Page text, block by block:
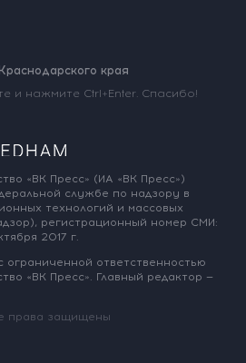
края
и нажмите Ctrl+Enter. Спасибо!
«ВК Пресс» (ИА «ВК Пресс»)
службе по надзору в
технологий и массовых
регистрационный номер СМИ:
2017 г.
ограниченной ответственностью
«ВК Пресс». Главный редактор —
права защищены